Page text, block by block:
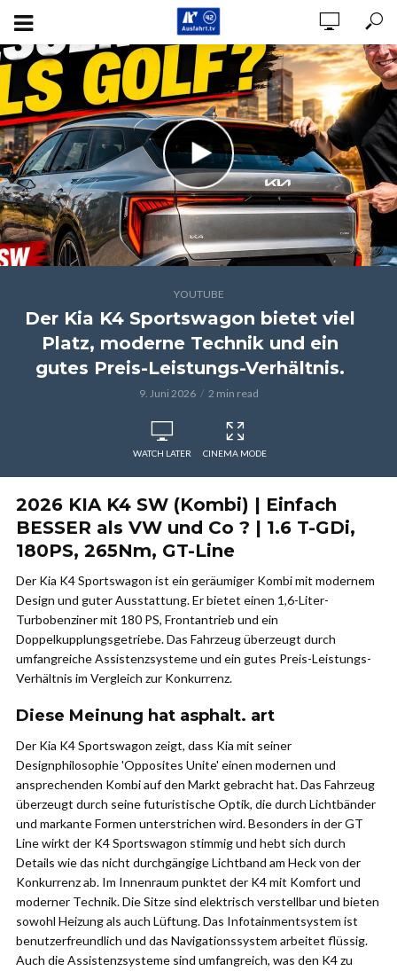
YOUTUBE
Der Kia K4 Sportswagon bietet viel
Platz, moderne Technik und ein
gutes Preis-Leistungs-Verhältnis.
9. Juni 2026 2 min read
WATCH LATER CINEMA MODE
2026 KIA K4 SW (Kombi) | Einfach
BESSER als VW und Co ? | 1.6 T-GDi,
180PS, 265Nm, GT-Line
Der Kia K4 Sportswagon ist ein geräumiger Kombi mit modernem
Design und guter Ausstattung. Er bietet einen 1,6-Liter-
Turbobenziner mit 180 PS, Frontantrieb und ein
Doppelkupplungsgetriebe. Das Fahrzeug überzeugt durch
umfangreiche Assistenzsysteme und ein gutes Preis-Leistungs-
Verhältnis im Vergleich zur Konkurrenz.
Diese Meinung hat asphalt. art
Der Kia K4 Sportswagon zeigt, dass Kia mit seiner
Designphilosophie 'Opposites Unite' einen modernen und
ansprechenden Kombi auf den Markt gebracht hat. Das Fahrzeug
überzeugt durch seine futuristische Optik, die durch Lichtbänder
und markante Formen unterstrichen wird. Besonders in der GT
Line wirkt der K4 Sportswagon stimmig und hebt sich durch
Details wie das nicht durchgängige Lichtband am Heck von der
Konkurrenz ab. Im Innenraum punktet der K4 mit Komfort und
moderner Technik. Die Sitze sind elektrisch verstellbar und bieten
sowohl Heizung als auch Lüftung. Das Infotainmentsystem ist
benutzerfreundlich und das Navigationssystem arbeitet flüssig.
Auch die Assistenzsysteme sind umfangreich, was den K4 zu